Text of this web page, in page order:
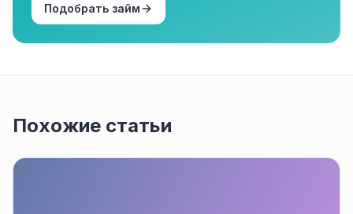
Подобрать займ
Похожие статьи